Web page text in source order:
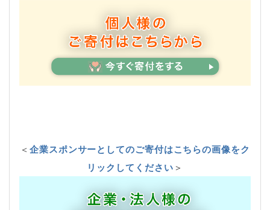
＜企業スポンサーとしてのご寄付はこちらの画像をク
リックしてください＞